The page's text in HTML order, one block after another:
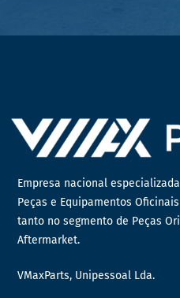
Empresa nacional
Peças e Equipamentos
tanto no segmento de Peças
Aftermarket.
VMaxParts, Unipessoal Lda.